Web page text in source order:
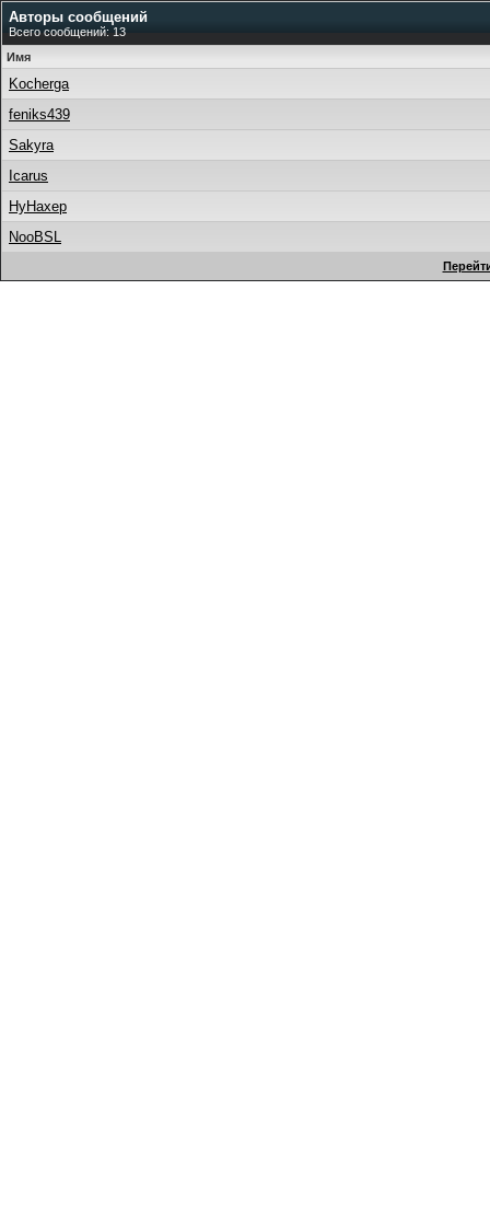
Авторы сообщений
Всего сообщений: 13
Имя
Kocherga
feniks439
Sakyra
Icarus
HyHaxep
NooBSL